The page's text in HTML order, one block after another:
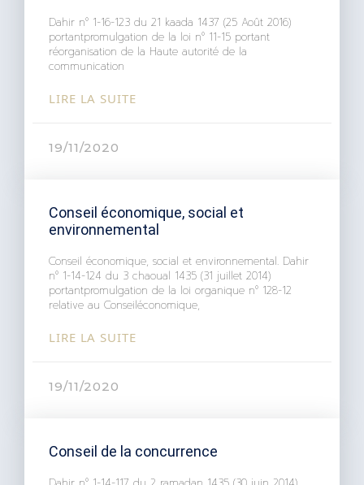
Dahir n° 1-16-123 du 21 kaada 1437 (25 Août 2016)
portantpromulgation de la loi n° 11-15 portant
réorganisation de la Haute autorité de la
communication
LIRE LA SUITE
19/11/2020
Conseil économique, social et
environnemental
Conseil économique, social et environnemental. Dahir
n° 1-14-124 du 3 chaoual 1435 (31 juillet 2014)
portantpromulgation de la loi organique n° 128-12
relative au Conseiléconomique,
LIRE LA SUITE
19/11/2020
Conseil de la concurrence